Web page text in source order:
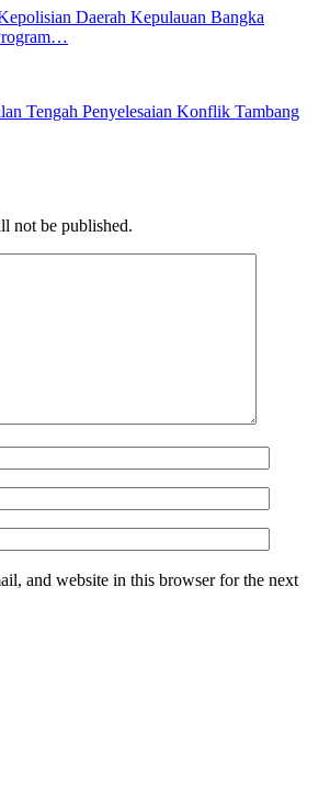
Daerah Kepulauan Bangka
Tengah Penyelesaian Konflik Tambang
not be published.
and website in this browser for the next